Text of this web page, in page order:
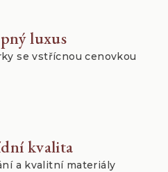
luxus
se vstřícnou cenovkou
kvalita
a kvalitní materiály